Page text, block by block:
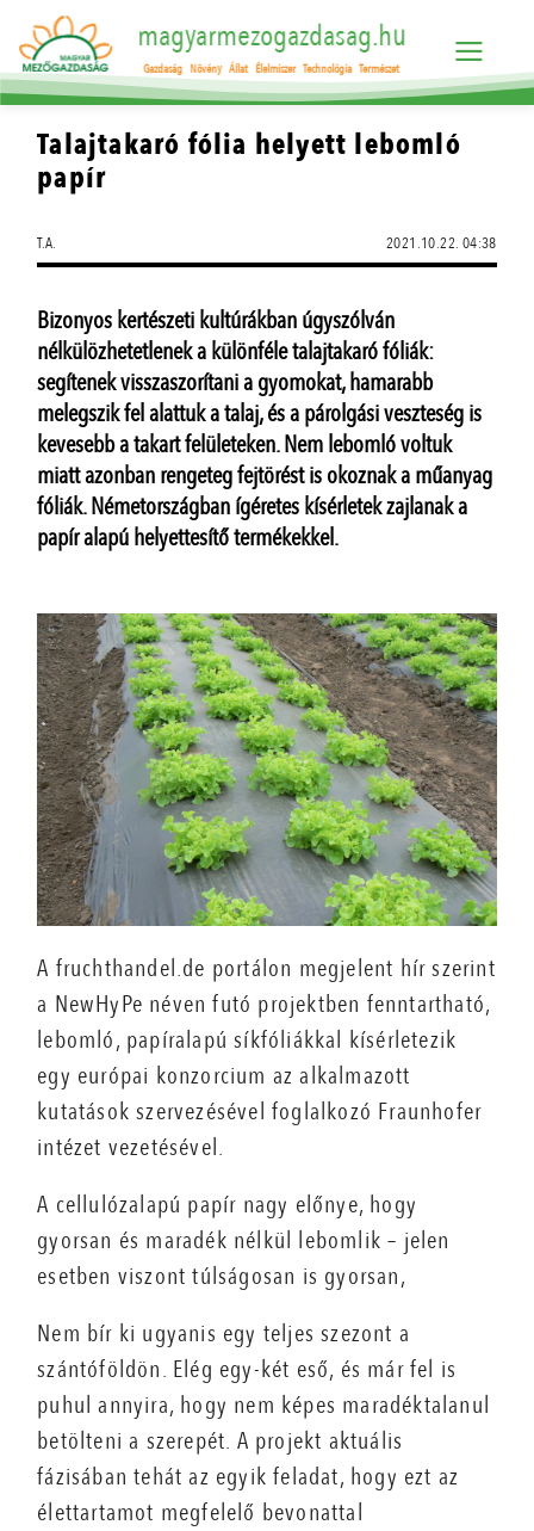
magyarmezogazdasag.hu
Gazdaság Növény Állat Élelmiszer Technológia Természet
Talajtakaró fólia helyett lebomló
papír
T.A. 2021.10.22. 04:38
Bizonyos kertészeti kultúrákban úgyszólván
nélkülözhetetlenek a különféle talajtakaró fóliák:
segítenek visszaszorítani a gyomokat, hamarabb
melegszik fel alattuk a talaj, és a párolgási veszteség is
kevesebb a takart felületeken. Nem lebomló voltuk
miatt azonban rengeteg fejtörést is okoznak a műanyag
fóliák. Németországban ígéretes kísérletek zajlanak a
papír alapú helyettesítő termékekkel.
A fruchthandel.de portálon megjelent hír szerint
a NewHyPe néven futó projektben fenntartható,
lebomló, papíralapú síkfóliákkal kísérletezik
egy európai konzorcium az alkalmazott
kutatások szervezésével foglalkozó Fraunhofer
intézet vezetésével.
A cellulózalapú papír nagy előnye, hogy
gyorsan és maradék nélkül lebomlik – jelen
esetben viszont túlságosan is gyorsan,
Nem bír ki ugyanis egy teljes szezont a
szántóföldön. Elég egy-két eső, és már fel is
puhul annyira, hogy nem képes maradéktalanul
betölteni a szerepét. A projekt aktuális
fázisában tehát az egyik feladat, hogy ezt az
élettartamot megfelelő bevonattal